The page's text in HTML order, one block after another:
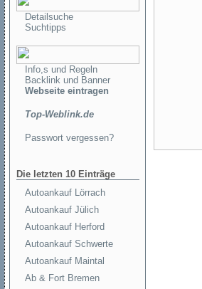
Detailsuche
Suchtipps
Info,s und Regeln
Backlink und Banner
Webseite eintragen
Top-Weblink.de
Passwort vergessen?
Die letzten 10 Einträge
Autoankauf Lörrach
Autoankauf Jülich
Autoankauf Herford
Autoankauf Schwerte
Autoankauf Maintal
Ab & Fort Bremen